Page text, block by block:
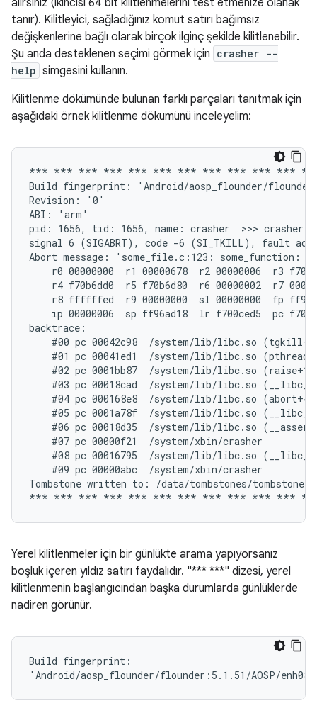
alırsınız (ikincisi 64 bit kilitlenmelerini test etmenize olanak
tanır). Kilitleyici, sağladığınız komut satırı bağımsız
değişkenlerine bağlı olarak birçok ilginç şekilde kilitlenebilir.
Şu anda desteklenen seçimi görmek için crasher --
help simgesini kullanın.
Kilitlenme dökümünde bulunan farklı parçaları tanıtmak için
aşağıdaki örnek kilitlenme dökümünü inceleyelim:
*** *** *** *** *** *** *** *** *** *** ***
Build fingerprint: 'Android/aosp_flounder/
Revision: '0'
ABI: 'arm'
pid: 1656, tid: 1656, name: crasher  >>> crasher
signal 6 (SIGABRT), code -6 (SI_TKILL), fault
Abort message: 'some_file.c:123:
r0 00000000  r1 00000678  r2 00000006  r3
r4 f70b6dd0  r5 f70b6d80  r6 00000002  r7
r8 ffffffed  r9 00000000  sl 00000000  fp
ip 00000006  sp ff96ad18  lr f700ced5  pc
backtrace:
#00 pc 00042c98  /system/lib/libc.so
#01 pc 00041ed1  /system/lib/libc.so
#02 pc 0001bb87  /system/lib/libc.so
#03 pc 00018cad  /system/lib/libc.so
    #04 pc 000168e8  /system/lib/libc.so (abort+4)
#05 pc 0001a78f  /system/lib/libc.so
#06 pc 00018d35  /system/lib/libc.so
    #07 pc 00000f21  /system/xbin/crasher
#08 pc 00016795  /system/lib/libc.so
    #09 pc 00000abc  /system/xbin/crasher
Tombstone written to: /data/tombstones/
Yerel kilitlenmeler için bir günlükte arama yapıyorsanız
boşluk içeren yıldız satırı faydalıdır. "*** ***" dizesi, yerel
kilitlenmenin başlangıcından başka durumlarda günlüklerde
nadiren görünür.
Build fingerprint: